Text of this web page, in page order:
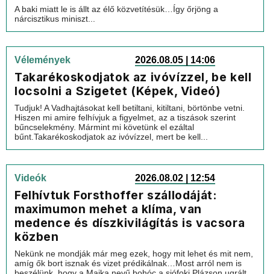
A baki miatt le is állt az élő közvetítésük…Így őrjöng a
nárcisztikus miniszt...
Vélemények 2026.08.05 | 14:06
Takarékoskodjatok az ivóvízzel, be kell
locsolni a Szigetet (Képek, Videó)
Tudjuk! A Vadhajtásokat kell betiltani, kitiltani, börtönbe vetni.
Hiszen mi amire felhívjuk a figyelmet, az a tiszások szerint
bűncselekmény. Mármint mi követünk el ezáltal
bűnt.Takarékoskodjatok az ivóvízzel, mert be kell...
Videók 2026.08.02 | 12:54
Felhívtuk Forsthoffer szállodáját:
maximumon mehet a klíma, van
medence és díszkivilágítás is vacsora
közben
Nekünk ne mondják már meg ezek, hogy mit lehet és mit nem,
amíg ők bort isznak és vizet prédikálnak…Most arról nem is